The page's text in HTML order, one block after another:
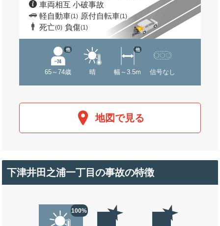
車両相互 小破事故
軽自動車(1) 原付自転車(1)
死亡(0) 負傷(1)
65～74歳
他
晴 幅～3.5m
他
信号なし
地図で見る
下津井田之浦一丁目の事故の特徴
100%